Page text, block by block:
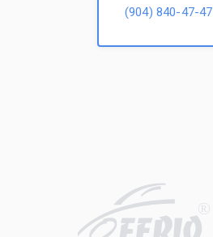
(904) 840-47-47
R